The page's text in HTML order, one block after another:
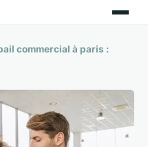
commercial à paris :